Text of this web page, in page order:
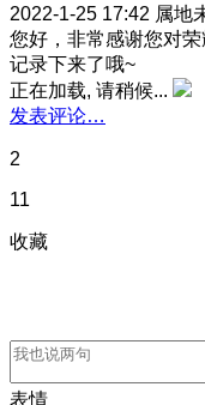
2022-1-25 17:42 属地
您好，非常感谢您对
记录下来了哦~
正在加载, 请稍候...
发表评论…
2
11
收藏
表情